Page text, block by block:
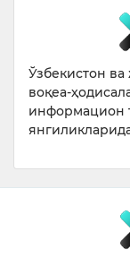
Ўзбекистон ва
воқеа-
информацион